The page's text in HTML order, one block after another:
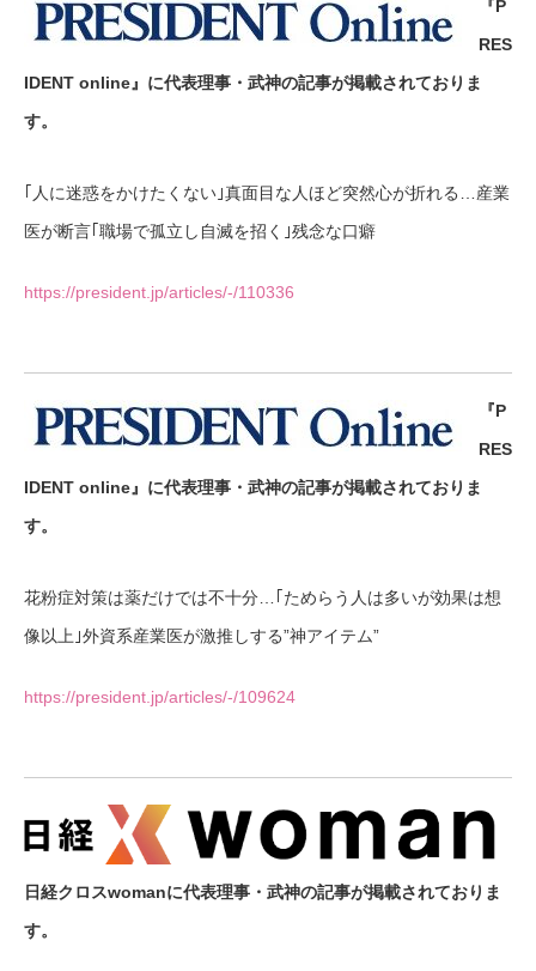
『P
RES
IDENT online』に代表理事・武神の記事が掲載されておりま
す。
｢人に迷惑をかけたくない｣真面目な人ほど突然心が折れる…産業
医が断言｢職場で孤立し自滅を招く｣残念な口癖
https://president.jp/articles/-/110336
『P
RES
IDENT online』に代表理事・武神の記事が掲載されておりま
す。
花粉症対策は薬だけでは不十分…｢ためらう人は多いが効果は想
像以上｣外資系産業医が激推しする”神アイテム”
https://president.jp/articles/-/109624
日経クロスwomanに代表理事・武神の記事が掲載されておりま
す。